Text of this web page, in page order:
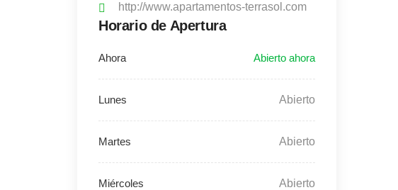
http://www.apartamentos-terrasol.com
Horario de Apertura
Abierto
Abierto
Abierto